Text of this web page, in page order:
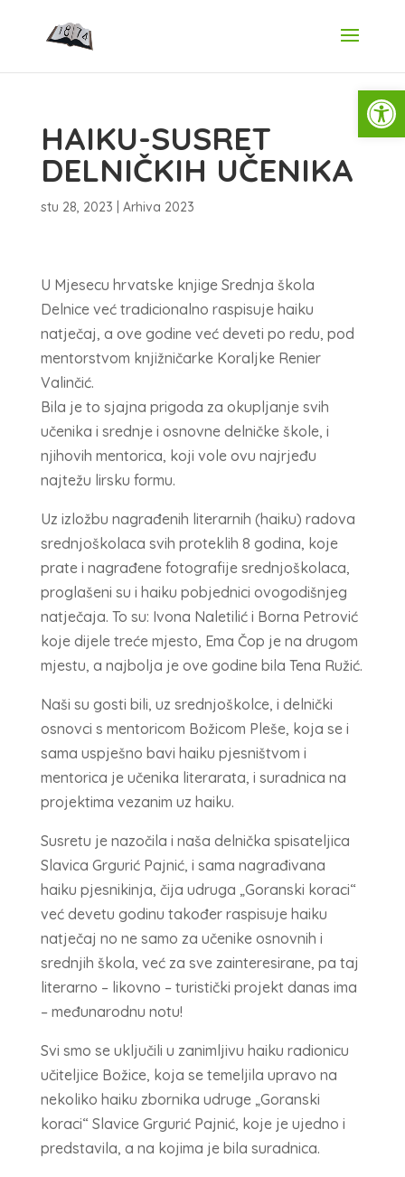
HAIKU-SUSRET
DELNIČKIH UČENIKA
stu 28, 2023 Arhiva 2023
U Mjesecu hrvatske knjige Srednja škola
Delnice već tradicionalno raspisuje haiku
natječaj, a ove godine već deveti po redu, pod
mentorstvom knjižničarke Koraljke Renier
Valinčić.
Bila je to sjajna prigoda za okupljanje svih
učenika i srednje i osnovne delničke škole, i
njihovih mentorica, koji vole ovu najrjeđu
najtežu lirsku formu.
Uz izložbu nagrađenih literarnih (haiku) radova
srednjoškolaca svih proteklih 8 godina, koje
prate i nagrađene fotografije srednjoškolaca,
proglašeni su i haiku pobjednici ovogodišnjeg
natječaja. To su: Ivona Naletilić i Borna Petrović
koje dijele treće mjesto, Ema Čop je na drugom
mjestu, a najbolja je ove godine bila Tena Ružić.
Naši su gosti bili, uz srednjoškolce, i delnički
osnovci s mentoricom Božicom Pleše, koja se i
sama uspješno bavi haiku pjesništvom i
mentorica je učenika literarata, i suradnica na
projektima vezanim uz haiku.
Susretu je nazočila i naša delnička spisateljica
Slavica Grgurić Pajnić, i sama nagrađivana
haiku pjesnikinja, čija udruga „Goranski koraci“
već devetu godinu također raspisuje haiku
natječaj no ne samo za učenike osnovnih i
srednjih škola, već za sve zainteresirane, pa taj
literarno – likovno – turistički projekt danas ima
– međunarodnu notu!
Svi smo se uključili u zanimljivu haiku radionicu
učiteljice Božice, koja se temeljila upravo na
nekoliko haiku zbornika udruge „Goranski
koraci“ Slavice Grgurić Pajnić, koje je ujedno i
predstavila, a na kojima je bila suradnica.